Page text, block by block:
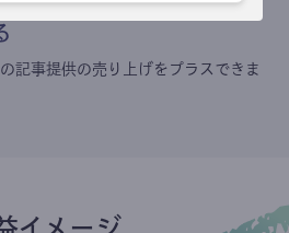
記事提供の売り上げをプラスできま
イメージ